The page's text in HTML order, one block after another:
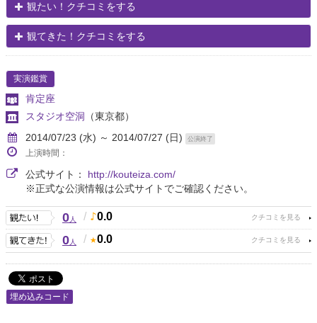
観たい！クチコミをする
観てきた！クチコミをする
実演鑑賞
肯定座
スタジオ空洞 （東京都）
2014/07/23 (水) ～ 2014/07/27 (日)
公演終了
上演時間：
公式サイト： http://kouteiza.com/
※正式な公演情報は公式サイトでご確認ください。
0人 / 0.0
0人 / 0.0
埋め込みコード